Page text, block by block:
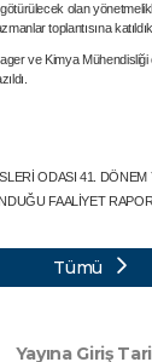
olan
toplantısına katıldık.
ve Kimya
ODASI 41. DÖNEM
FAALİYET
Tümü
Yayına Giriş